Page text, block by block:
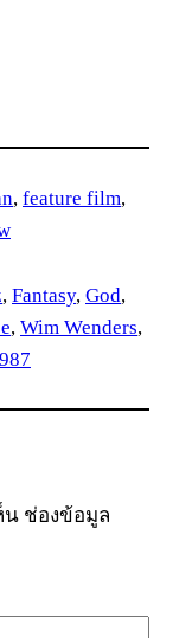
, feature film
, Fantasy, God
, Wim Wenders
น ช่องข้อมูล